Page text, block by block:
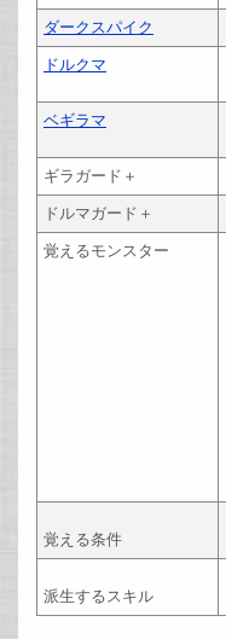
ダークスパイク
ドルクマ
ベギラマ
ギラガード＋
ドルマガード＋
覚えるモンスター
覚える条件
派生するスキル